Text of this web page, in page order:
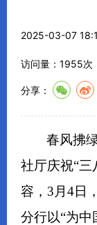
2025-03-07
访问量： 1955次
分享：
春风拂
社厅庆祝“三
容，3月4日
分行以“为